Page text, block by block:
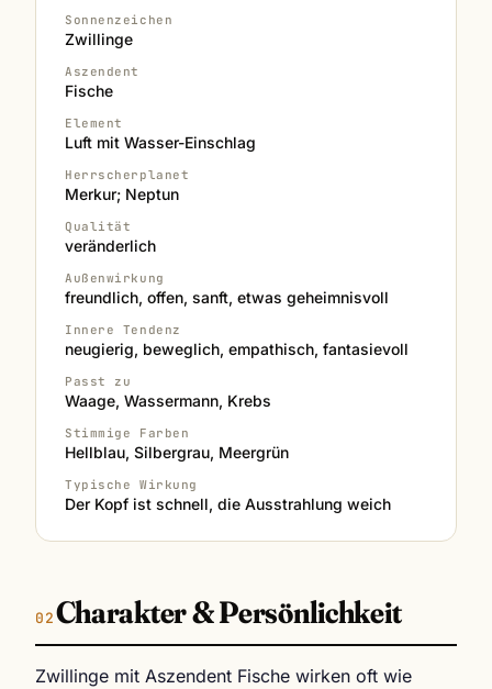
Sonnenzeichen
Zwillinge
Aszendent
Fische
Element
Luft mit Wasser-Einschlag
Herrscherplanet
Merkur; Neptun
Qualität
veränderlich
Außenwirkung
freundlich, offen, sanft, etwas geheimnisvoll
Innere Tendenz
neugierig, beweglich, empathisch, fantasievoll
Passt zu
Waage, Wassermann, Krebs
Stimmige Farben
Hellblau, Silbergrau, Meergrün
Typische Wirkung
Der Kopf ist schnell, die Ausstrahlung weich
Charakter & Persönlichkeit
Zwillinge mit Aszendent Fische wirken oft wie